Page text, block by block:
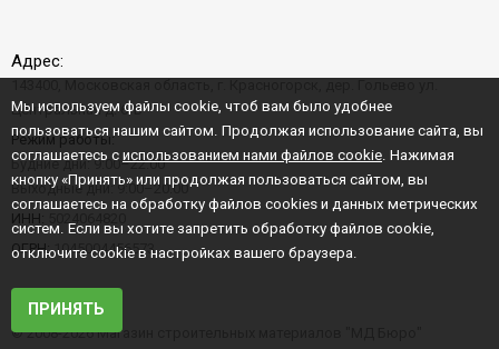
Адрес:
Центральная д. 6"Б"
Режим работы:
Будние дни: 9:00–22:00
Выходные дни: 9:00–20:00
ИНН:
ОГРН:1045004456573
© 2008-2026 Магазин строительных материалов "МД Бюро"
Мы используем файлы cookie, чтоб вам было удобнее
пользоваться нашим сайтом. Продолжая использование сайта, вы
соглашаетесь с использованием нами файлов cookie . Нажимая
кнопку «Принять» или продолжая пользоваться сайтом, вы
соглашаетесь на обработку файлов cookies и данных метрических
систем. Если вы хотите запретить обработку файлов cookie,
отключите cookie в настройках вашего браузера.
ПРИНЯТЬ